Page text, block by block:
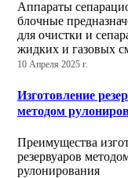
Аппараты
блочные
для очистки и
жидких и газовых
10 Апреля 2025 г.
Изготовление
методом
Преимущества
резервуаров
рулонирования